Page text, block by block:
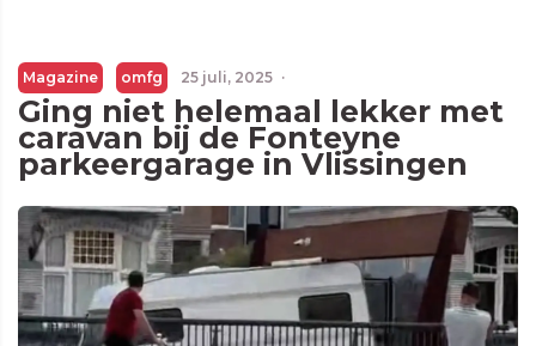
Magazine omfg 25 juli, 2025 ·
Ging niet helemaal lekker met
caravan bij de Fonteyne
parkeergarage in Vlissingen